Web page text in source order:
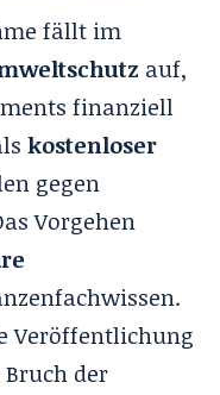
fällt im
auf,
finanziell
kostenloser
gegen
Vorgehen
Veröffentlichung
der